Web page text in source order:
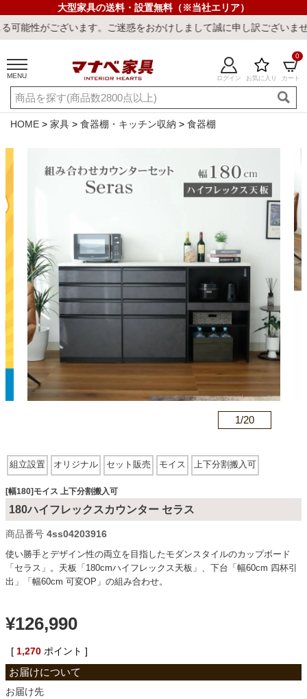
大型家具の送料・設置無料（※当社エリア）
。ご迷惑をおかけしまして誠に申し訳ございません。
MENU ログイン お気に入り カート
0
ご利用ガイド 新規会員登録
店舗一覧 閲覧履歴
キーワード・商品番号で探す
最短発送 冷感ラグ 冷感寝具 ワークデスク ウィルトンラ
カテゴリから探す
ソファ
ダイニングテーブル・セット
椅子・チェア
食器棚・キッチン収納
収納家具
HOME 家具 食器棚・キッチン収納 食器棚
1/20
組立設置 オリジナル セット販売 モイス 上下分割搬入可
[幅180]モイス 上下分割搬入可
180ハイフレックスカウンター セラス
商品番号 4ss04203916
使い勝手とデザイン性の両立を目指したモダンスタイルのカップボード
「セラス」。天板「180cmハイフレックス天板」、下台「幅60cm 四杯引
出」「幅60cm 可変OP」の組み合わせ。
¥126,990
[ 1,270 ポイント ]
お届け先